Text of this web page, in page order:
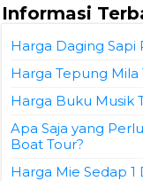
Informasi
Harga Daging Sapi
Harga Tepung Mila
Harga Buku Musik
Apa Saja yang
Boat Tour?
Harga Mie Sedap 1